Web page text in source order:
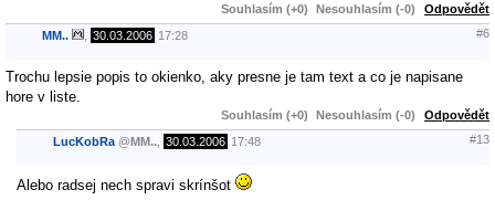
Souhlasím (+0) Nesouhlasím (-0) Odpovědět
MM.. 30.03.2006 17:28 #6
Trochu lepsie popis to okienko, aky presne je tam text a co je napisane
hore v liste.
Souhlasím (+0) Nesouhlasím (-0) Odpovědět
LucKobRa @MM.. 30.03.2006 17:48 #13
Alebo radsej nech spravi skrínšot